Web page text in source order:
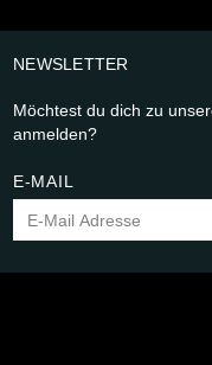
NEWSLETTER
Möchtest du dich zu
anmelden?
E-MAIL